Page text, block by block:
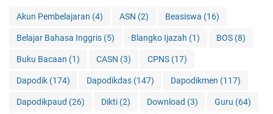
Akun Pembelajaran (4) ASN (2) Beasiswa (16)
Belajar Bahasa Inggris (5) Blangko Ijazah (1) BOS (8)
Buku Bacaan (1) CASN (3) CPNS (17)
Dapodik (174) Dapodikdas (147) Dapodikmen (117)
Dapodikpaud (26) Dikti (2) Download (3) Guru (64)